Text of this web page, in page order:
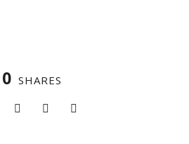
0 SHARES